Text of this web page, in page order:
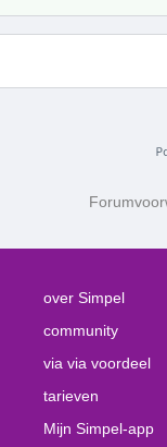
over Simpel
community
via via voordeel
tarieven
Mijn Simpel-app